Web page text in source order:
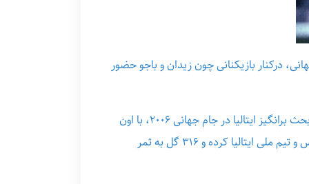
درکنار بازیکنانی چون زیدان و باجو حضور
دل پیرو همه افتخارات را به دست آورده، از لیگ قهرمانان ۱۹۹۶، جام بین قاره‌ای و هشت اسکودتو با یوونتوس، تا قهرمانی بحث برانگیز ایتالیا در جام جهانی ۲۰۰۶، با اون
پنالتی و اون کله. او همچنین همه سختی‌ها را کشیده، تا مصدومیت‌های شدید و سقوط یوونتوس. او ۷۹۶ بازی برای یوونتوس و تیم ملی ایتالیا کرده و ۳۱۶ گل به ثمر